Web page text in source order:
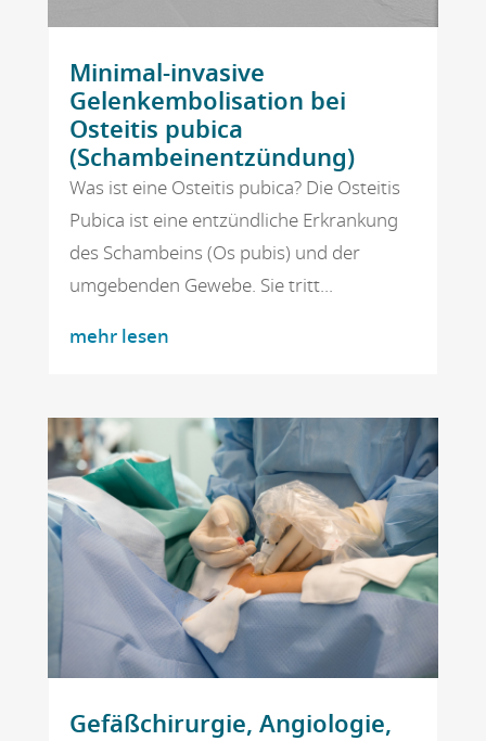
Minimal-invasive
Gelenkembolisation bei
Osteitis pubica
(Schambeinentzündung)
Was ist eine Osteitis pubica? Die Osteitis
Pubica ist eine entzündliche Erkrankung
des Schambeins (Os pubis) und der
umgebenden Gewebe. Sie tritt...
mehr lesen
Gefäßchirurgie, Angiologie,